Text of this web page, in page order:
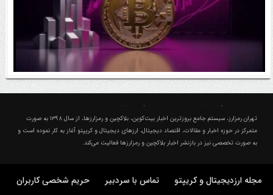
اتفاق مهم در بازار رمزارزها / بیت‌کوین وارد فاز تازه شد
تهران رمزارز، سیستم جامع بروزترین اخبار بیت‌کوین، بلاکچین و رمزارزها، از سال ۱۳۹۸ به صورت
متمرکز در حوزه اخبار و مقالات، اقتصاد دیجیتال، ارزهای‌ دیجیتال و کریپتو آغاز به کار نموده است و
به صورت تخصصی نیز در بازنشر اخبار بلاکچین و رمزارزها فعالیت می‌کند.
مجله ارزدیجیتال و کریپتو تماس با سردبیر حریم شخصی کاربران